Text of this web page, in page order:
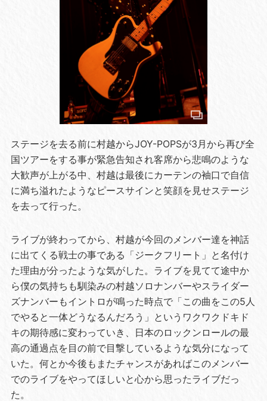
ステージを去る前に村越からJOY-POPSが3月から再び全
国ツアーをする事が緊急告知され客席から悲鳴のような
大歓声が上がる中、村越は最後にカーテンの袖口で自信
に満ち溢れたようなピースサインと笑顔を見せステージ
を去って行った。
ライブが終わってから、村越が今回のメンバー達を神話
に出てくる戦士の事である「ジークフリート」と名付け
た理由が分ったような気がした。ライブを見てて途中か
ら僕の気持ちも馴染みの村越ソロナンバーやスライダー
ズナンバーもイントロが鳴った時点で「この曲をこの5人
でやると一体どうなるんだろう」というワクワクドキド
キの期待感に変わっていき、日本のロックンロールの最
高の通過点を目の前で目撃しているような気分になって
いた。何とか今後もまたチャンスがあればこのメンバー
でのライブをやってほしいと心から思ったライブだっ
た。